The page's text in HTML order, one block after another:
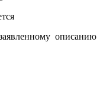
описанию